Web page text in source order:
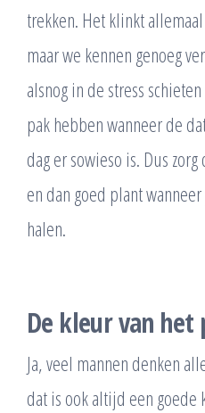
trekken. Het klinkt
maar we kennen genoeg
alsnog in de stress
pak hebben wanneer de
dag er sowieso is. Dus
en dan goed plant
halen.
De kleur van het
Ja, veel mannen denken
dat is ook altijd een goede